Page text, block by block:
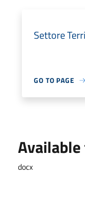
Settore
GO TO PAGE
docx